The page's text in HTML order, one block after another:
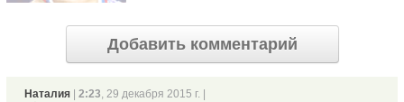
Добавить комментарий
Наталия 2:23, 29 декабря 2015 г. |